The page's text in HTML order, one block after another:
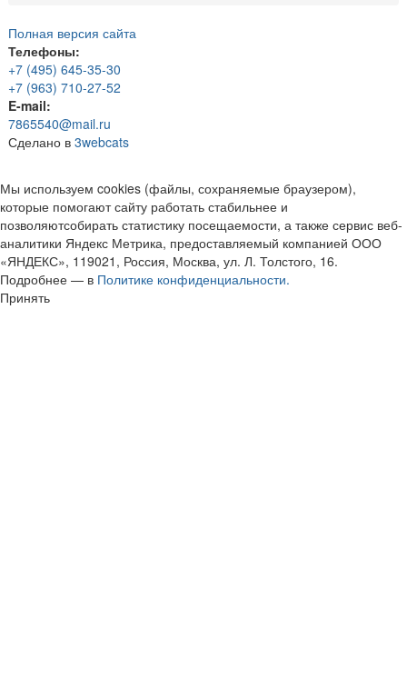
Полная версия сайта
Телефоны:
+7 (495) 645-35-30
+7 (963) 710-27-52
E-mail:
7865540@mail.ru
Сделано в 3webcats
Мы используем cookies (файлы, сохраняемые браузером),
которые помогают сайту работать стабильнее и
позволяютсобирать статистику посещаемости, а также сервис веб-
аналитики Яндекс Метрика, предоставляемый компанией ООО
«ЯНДЕКС», 119021, Россия, Москва, ул. Л. Толстого, 16.
Подробнее — в Политике конфиденциальности.
Принять